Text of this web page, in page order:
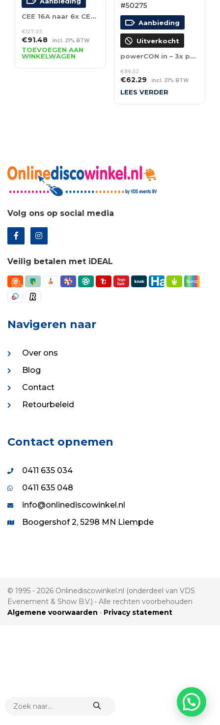
ZOEKEN
CEE 16A naar 6x CEE 16A
€127.05
Oorspronkelijke
prijs
was:
€127.05.
€91.48Huidige
prijs
is:
€91.48.
incl. 21% BTW
TOEVOEGEN AAN
WINKELWAGEN
#50275
Aanbieding
Uitverkocht
powerCON in – 3x powerCON out
€86.52
Oorspronkelijke
prijs
€86.52.
€62.29 Huidige
prijs
€62.29.
incl. 21% BTW
LEES VERDER
Volg ons op social media
Veilig betalen met iDEAL
Navigeren naar
Over ons
Blog
Contact
Retourbeleid
Contact opnemen
0411 635 034
0411 635 048
info@onlinediscowinkel.nl
Boogershof 2, 5298 MN Liempde
© 1995 - 2026 Onlinediscowinkel.nl (onderdeel van VDS
Evenement & Show B.V.) • Alle rechten voorbehouden
Algemene voorwaarden • Privacy statement